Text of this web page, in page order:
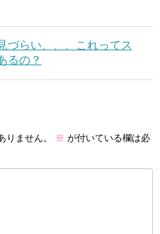
づらい、、、これってス
るの？
りません。 ※ が付いている欄は必